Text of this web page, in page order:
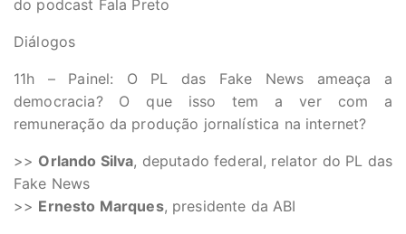
do podcast Fala Preto
Diálogos
11h – Painel: O PL das Fake News ameaça a
democracia? O que isso tem a ver com a
remuneração da produção jornalística na internet?
>> Orlando Silva, deputado federal, relator do PL das
Fake News
>> Ernesto Marques, presidente da ABI